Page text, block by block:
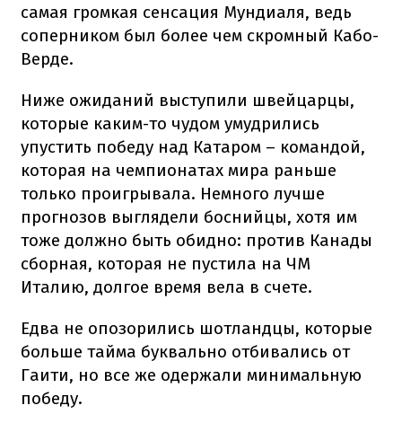
самая громкая сенсация Мундиаля, ведь
соперником был более чем скромный Кабо-
Верде.
Ниже ожиданий выступили швейцарцы,
которые каким-то чудом умудрились
упустить победу над Катаром – командой,
которая на чемпионатах мира раньше
только проигрывала. Немного лучше
прогнозов выглядели боснийцы, хотя им
тоже должно быть обидно: против Канады
сборная, которая не пустила на ЧМ
Италию, долгое время вела в счете.
Едва не опозорились шотландцы, которые
больше тайма буквально отбивались от
Гаити, но все же одержали минимальную
победу.